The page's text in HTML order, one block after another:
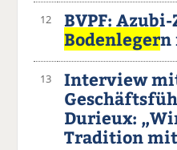
12
BVPF:
Bodenlegern
13
Interview
Durieux:
Tradition